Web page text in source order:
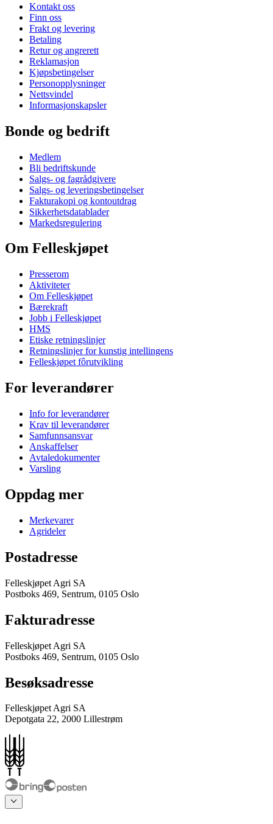
Kontakt oss
Finn oss
Frakt og levering
Betaling
Retur og angrerett
Reklamasjon
Kjøpsbetingelser
Personopplysninger
Nettsvindel
Informasjonskapsler
Bonde og bedrift
Medlem
Bli bedriftskunde
Salgs- og fagrådgivere
Salgs- og leveringsbetingelser
Fakturakopi og kontoutdrag
Sikkerhetsdatablader
Markedsregulering
Om Felleskjøpet
Presserom
Aktiviteter
Om Felleskjøpet
Bærekraft
Jobb i Felleskjøpet
HMS
Etiske retningslinjer
Retningslinjer for kunstig intellingens
Felleskjøpet fôrutvikling
For leverandører
Info for leverandører
Krav til leverandører
Samfunnsansvar
Anskaffelser
Avtaledokumenter
Varsling
Oppdag mer
Merkevarer
Agrideler
Postadresse
Felleskjøpet Agri SA
Postboks 469, Sentrum, 0105 Oslo
Fakturadresse
Felleskjøpet Agri SA
Postboks 469, Sentrum, 0105 Oslo
Besøksadresse
Felleskjøpet Agri SA
Depotgata 22, 2000 Lillestrøm